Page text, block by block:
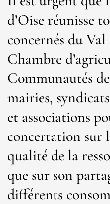
d’Oise réunisse
concernés du Val
Chambre
Communautés
mairies,
et associations
concertation sur
qualité de la
que sur son
différents